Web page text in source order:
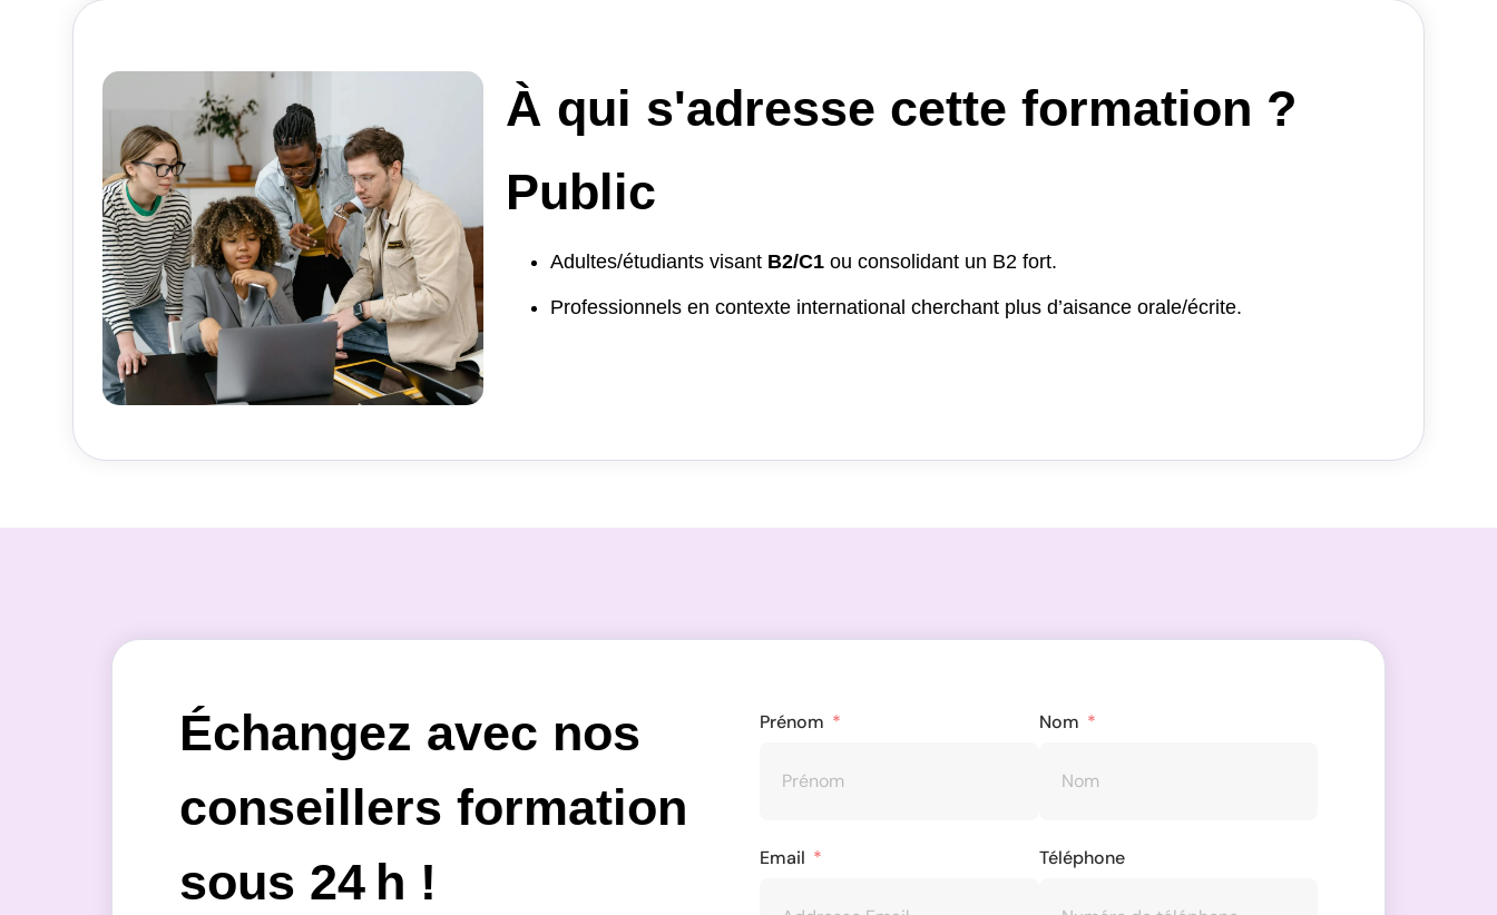
À qui s'adresse cette formation ?
Public
Adultes/étudiants visant B2/C1 ou consolidant un B2 fort.
Professionnels en contexte international cherchant plus d’aisance orale/écrite.
Échangez avec nos
conseillers formation
sous 24 h !
Prénom Nom
Email Téléphone